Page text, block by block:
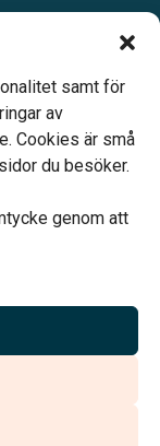
samt för
av
Cookies är små
du besöker.
genom att
Förbund och
och arbetsmiljö.